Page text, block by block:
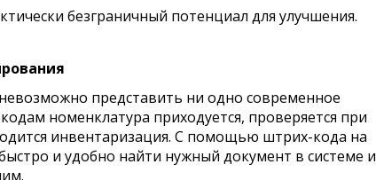
безграничный потенциал для улучшения.
представить ни одно современное
номенклатура приходуется, проверяется при
инвентаризация. С помощью штрих-кода на
и удобно найти нужный документ в системе и